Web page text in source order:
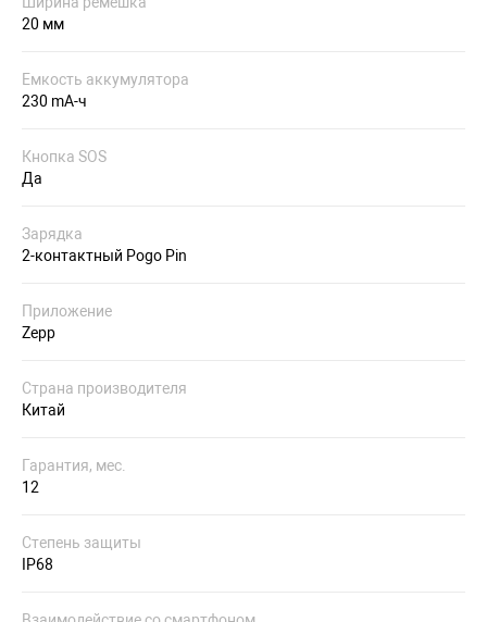
20 мм
Емкость аккумулятора
230 mA-ч
Кнопка SOS
Да
Зарядка
2-контактный Pogo Pin
Приложение
Zepp
Страна производителя
Китай
Гарантия, мес.
12
Степень защиты
IP68